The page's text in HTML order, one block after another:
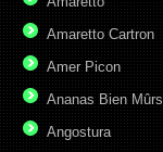
Amaretto Cartron
Amer Picon
Ananas Bien Mûrs
Angostura